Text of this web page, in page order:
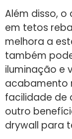
Além disso,
em tetos
melhora a
também
iluminação e
acabamento
facilidade de
outro
drywall para